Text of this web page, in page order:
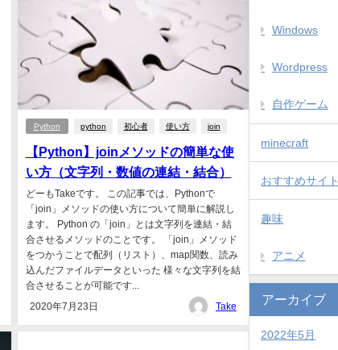
Python python 初心者 使い方 join
【Python】joinメソッドの簡単な使
い方（文字列・数値の連結・結合）
どーもTakeです。 この記事では、Pythonで
「join」メソッドの使い方について簡単に解説し
ます。 Python の「join」とは文字列を連結・結
合させるメソッドのことです。 「join」メソッド
をつかうことで配列（リスト）、map関数、読み
込んだファイルデータといった 様々な文字列を結
合させることが可能です...
2020年7月23日 Take
Windows
Wordpress
自作ゲーム
minecraft
おすすめサイト
趣味
アニメ
アーカイブ
2022年5月